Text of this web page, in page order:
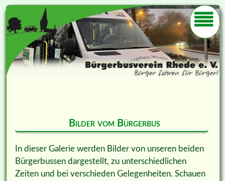
Bilder vom Bürgerbus
In dieser Galerie werden Bilder von unseren beiden
Bürgerbussen dargestellt, zu unterschiedlichen
Zeiten und bei verschieden Gelegenheiten. Schauen